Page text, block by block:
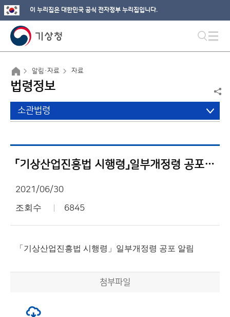
이 누리집은 대한민국 공식 전자정부 누리집입니다.
알림·자료 자료
법령정보
소관법령
「기상산업진흥법 시행령」일부개정령 공포 알림
2021/06/30
조회수 6845
「기상산업진흥법 시행령」일부개정령 공포 알림
첨부파일